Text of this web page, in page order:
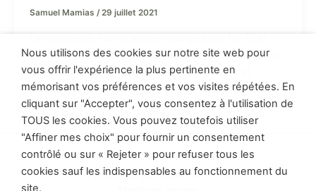
Samuel Mamias /29 juillet 2021
nous découvrions mes techniques préférées avec la
scie circulaire pour gagner en précision ? C’est
simple, pratique, très rapide à faire.
Politique de confidentialité
Conditions générales de vente
Nous utilisons des cookies sur notre site web pour
vous offrir l'expérience la plus pertinente en
mémorisant vos préférences et vos visites répétées. En
cliquant sur "Accepter", vous consentez à l'utilisation de
TOUS les cookies. Vous pouvez toutefois utiliser
"Affiner mes choix" pour fournir un consentement
contrôlé ou sur « Rejeter » pour refuser tous les
cookies sauf les indispensables au fonctionnement du
site.